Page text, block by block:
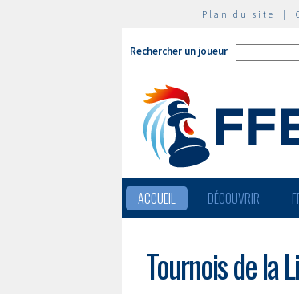
Plan du site |
Rechercher un joueur
ACCUEIL DÉCOUVRIR
Tournois de la